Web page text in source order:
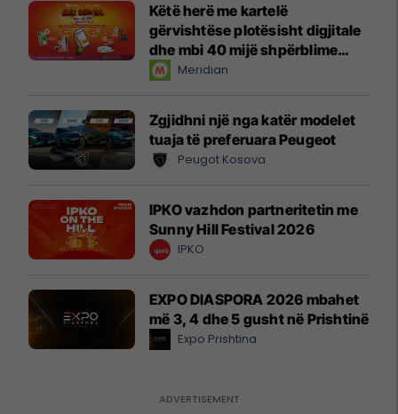
Këtë herë me kartelë
gërvishtëse plotësisht digjitale
dhe mbi 40 mijë shpërblime
instant!Meridian
Zgjidhni një nga katër modelet
tuaja të preferuara Peugeot
Peugot Kosova
IPKO vazhdon partneritetin me
Sunny Hill Festival 2026
IPKO
EXPO DIASPORA 2026 mbahet
më 3, 4 dhe 5 gusht në Prishtinë
Expo Prishtina